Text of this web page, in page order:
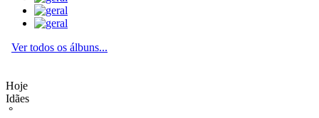
Ver todos os álbuns...
Hoje
Idães
°